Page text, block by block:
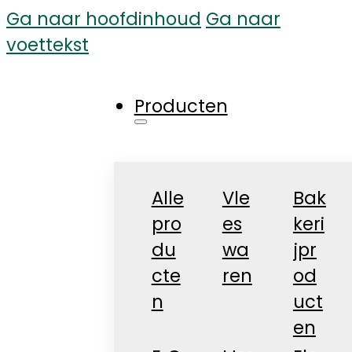
Ga naar hoofdinhoud Ga naar
voettekst
Producten
Alle
pro
du
cte
n
Vle
es
wa
ren
Bak
keri
jpr
od
uct
en